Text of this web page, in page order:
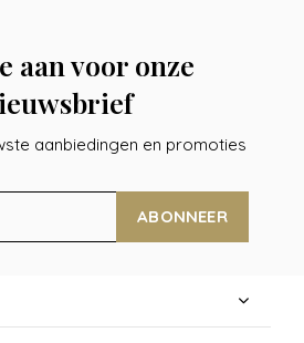
aan voor onze
aanbiedingen en promoties
ABONNEER